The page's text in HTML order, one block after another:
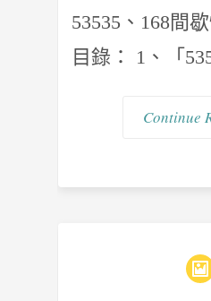
53535、168間
目錄： 1、「
Continue